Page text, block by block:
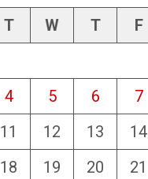
T W T F
4 5 6 7
11 12 13 14
18 19 20 21